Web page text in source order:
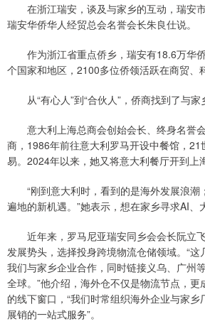
在浙江瑞安，谈及与家乡的互动，瑞安
瑞安华侨华人经贸总会名誉会长朱良仕说。
作为浙江省重点侨乡，瑞安有18.6万华
个国家和地区，2100多位侨领活跃在商贸、
从“有心人”到“合伙人”，侨商找到了与家
意大利上海总商会创始会长、终身名誉
商，1986年前往意大利罗马开设中餐馆，
易。2024年以来，她又将意大利餐厅开到上
“刚到意大利时，看到的是海外发展浪潮
遍地的新机遇。”她表示，想在家乡寻求AI、
近年来，罗马尼亚瑞安同乡会会长阮立
发展势头，选择投身跨境物流仓储领域。“这
我们与家乡企业合作，同时链接义乌、广州
全球。”他介绍，海外仓不仅是物流节点，
的线下窗口，“我们时常组织海外企业与家
展销的一站式服务”。